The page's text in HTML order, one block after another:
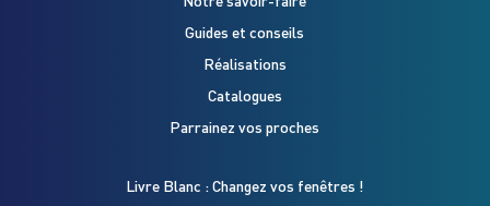
Guides et conseils
Réalisations
Catalogues
Parrainez vos proches
Livre Blanc : Changez vos fenêtres !